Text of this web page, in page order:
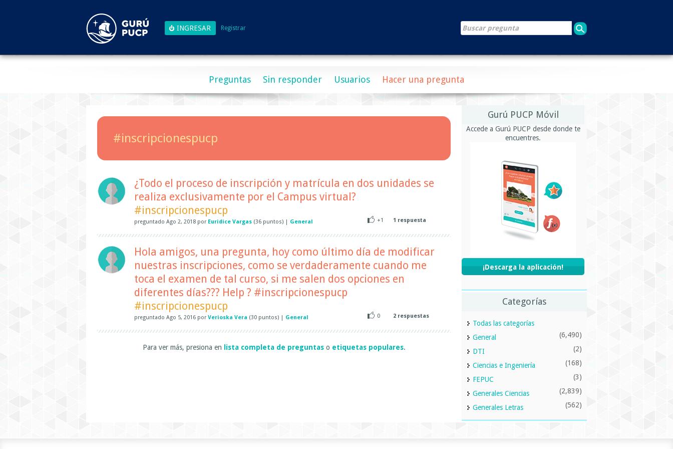
Registrar
Preguntas Sin responder Usuarios Hacer una pregunta
#inscripcionespucp
¿Todo el proceso de inscripción y matrícula en dos unidades se
realiza exclusivamente por el Campus virtual?
#inscripcionespucp
preguntado Ago 2, 2018 por Euridice Vargas (36 puntos) General +1 1 respuesta
Hola amigos, una pregunta, hoy como último día de modificar
nuestras inscripciones, como se verdaderamente cuando me
toca el examen de tal curso, si me salen dos opciones en
diferentes días??? Help ? #inscripcionespucp
#inscripcionespucp
preguntado Ago 5, 2016 por Verioska Vera (30 puntos) General 0 2 respuestas
Para ver más, presiona en lista completa de preguntaso etiquetas populares.
Gurú PUCP Móvil
Accede a Gurú PUCP desde donde te
encuentres.
¡Descarga la aplicación!
Categorías
Todas las categorías
General
(6,490)
DTI (2)
Ciencias e Ingeniería (168)
FEPUC (3)
Generales Ciencias (2,839)
Generales Letras (562)